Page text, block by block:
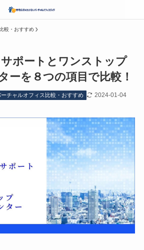
較・おすすめ
ポートとワンストップ
ーを８つの項目で比較！
ーチャルオフィス比較・おすすめ 2024-01-04